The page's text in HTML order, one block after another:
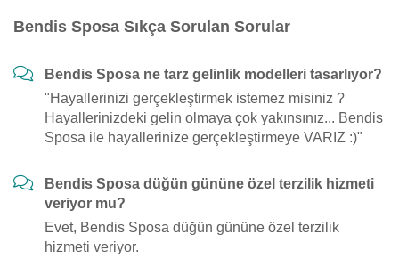
Bendis Sposa Sıkça Sorulan Sorular
Bendis Sposa ne tarz gelinlik modelleri tasarlıyor?
"Hayallerinizi gerçekleştirmek istemez misiniz ?
Hayallerinizdeki gelin olmaya çok yakınsınız... Bendis
Sposa ile hayallerinize gerçekleştirmeye VARIZ :)"
Bendis Sposa düğün gününe özel terzilik hizmeti
veriyor mu?
Evet, Bendis Sposa düğün gününe özel terzilik
hizmeti veriyor.